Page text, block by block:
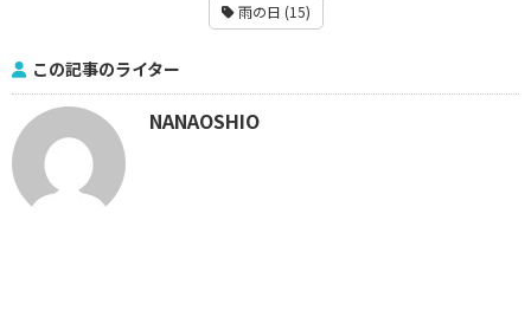
雨の日 (15)
この記事のライター
NANAOSHIO